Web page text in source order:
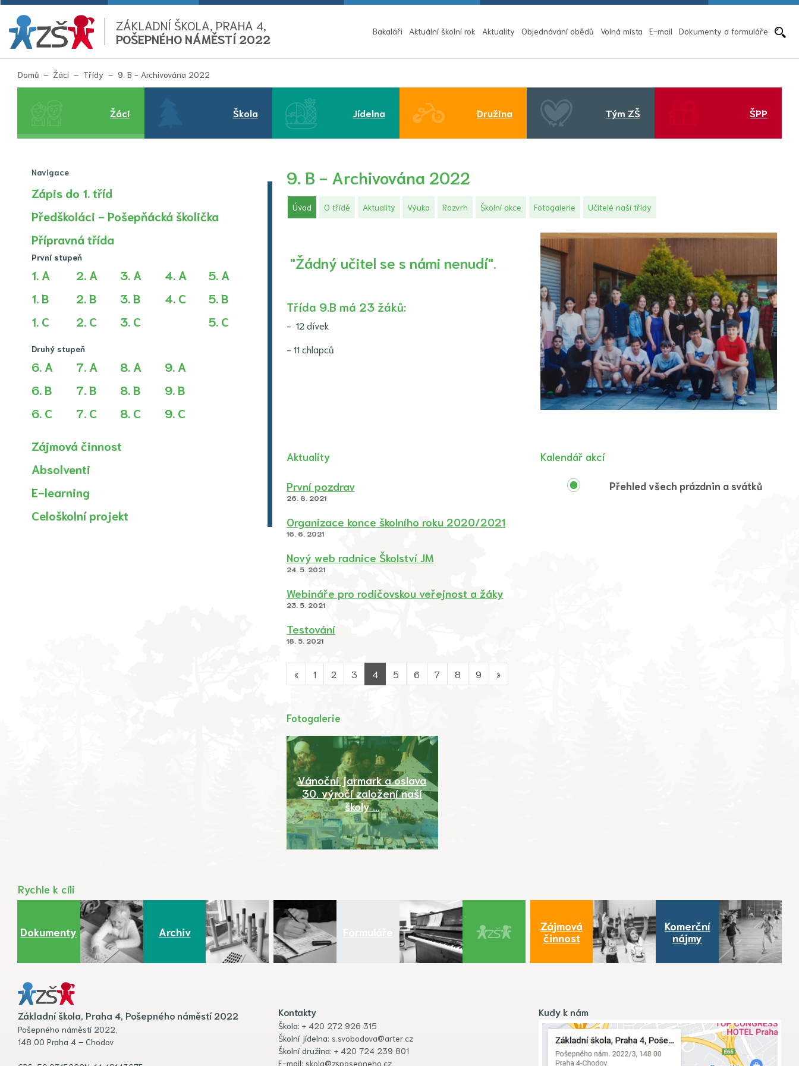
ZÁKLADNÍ ŠKOLA, PRAHA 4,
POŠEPNÉHO NÁMĚSTÍ 2022
Bakaláři Aktuální školní rok Aktuality Objednávání obědů Volná místa E-mail Dokumenty a formuláře
Domů Žáci Třídy 9. B - Archivována 2022
Žáci Škola Jídelna Družina Tým ZŠ ŠPP
Navigace
Zápis do 1. tříd
Předškoláci - Pošepňácká školička
Přípravná třída
První stupeň
1. A
1. B
1. C
2. A
2. B
2. C
3. A
3. B
3. C
4. A
4. C
5. A
5. B
5. C
Druhý stupeň
6. A
6. B
6. C
7. A
7. B
7. C
8. A
8. B
8. C
9. A
9. B
9. C
Zájmová činnost
Absolventi
E-learning
Celoškolní projekt
9. B - Archivována 2022
Úvod (aktuální)
O třídě Aktuality Výuka Rozvrh Školní akce Fotogalerie Učitelé naší třídy
"Žádný učitel se s námi nenudí".
Třída 9.B má 23 žáků:
- 12 dívek
- 11 chlapců
Aktuality
První pozdrav
26. 8. 2021
Organizace konce školního roku 2020/2021
16. 6. 2021
Nový web radnice Školství JM
24. 5. 2021
Webináře pro rodičovskou veřejnost a žáky
23. 5. 2021
Testování
18. 5. 2021
« 1 2 3 4 5 6 7 8 9 »
Kalendář akcí
Přehled všech prázdnin a svátků
Fotogalerie
Vánoční jarmark a oslava
30. výročí založení naší
školy ...
Rychle k cíli
Dokumenty Archiv
Zájmová
činnost
Komerční
nájmy
Základní škola, Praha 4, Pošepného náměstí 2022
Pošepného náměstí 2022,
148 00 Praha 4 – Chodov
Kontakty
Škola: + 420 272 926 315
Školní jídelna: s.svobodova@arter.cz
Školní družina: + 420 724 239 801
E-mail: skola@zsposepneho.cz
Kudy k nám